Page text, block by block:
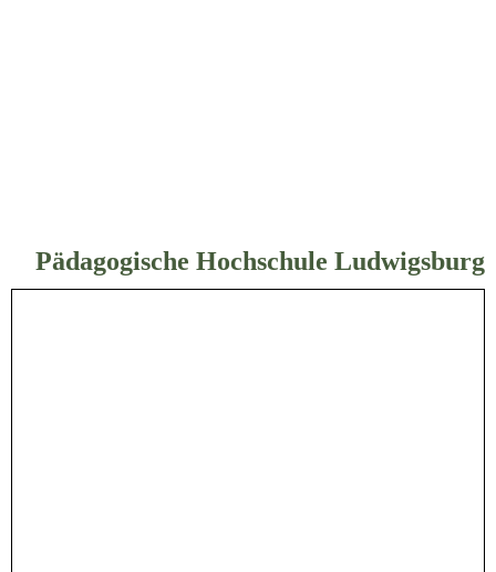
Pädagogische Hochschule Ludwigsburg